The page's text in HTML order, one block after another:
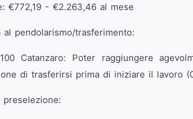
€772,19 - €2.263,46 al mese
al pendolarismo/trasferimento:
Catanzaro: Poter raggiungere
di trasferirsi prima di iniziare il lavoro
preselezione: